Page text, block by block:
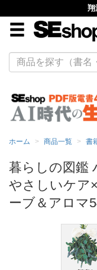
翔
ホーム 商品一覧 書
暮らしの図鑑
やさしいケア
ーブ＆アロマ